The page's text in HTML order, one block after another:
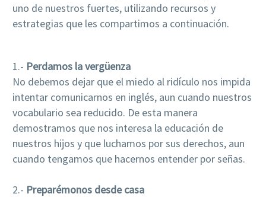
uno de nuestros fuertes, utilizando recursos y
estrategias que les compartimos a continuación.
1.- Perdamos la vergüenza
No debemos dejar que el miedo al ridículo nos impida
intentar comunicarnos en inglés, aun cuando nuestros
vocabulario sea reducido. De esta manera
demostramos que nos interesa la educación de
nuestros hijos y que luchamos por sus derechos, aun
cuando tengamos que hacernos entender por señas.
2.- Preparémonos desde casa